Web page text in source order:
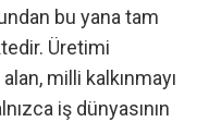
bu yana tam
Üretimi
milli kalkınmayı
iş dünyasının